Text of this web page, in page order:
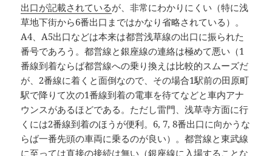
出口が記載されているが、非常にわかりにくい（特に浅
草地下街から6番出口まではかなり省略されている）。
A4、A5出口などは本来は都営浅草線の出口に振られた
番号であろう。都営線と銀座線の連絡は極めて悪い（1
番線到着ならば都営線への乗り換えは比較的スムーズだ
が、2番線に着くと面倒なので、その場合1駅前の田原町
駅で降りて次の1番線到着の電車を待てなどと車内アナ
ウンスがあるほどである。ただし雷門、浅草寺方面に行
くには2番線到着のほうが便利。6, 7, 8番出口に向かうな
らば一番先頭の車両に乗るのが良い）。都営線と東武線
に至っては直接の接続は無い（銀座線に入場することな